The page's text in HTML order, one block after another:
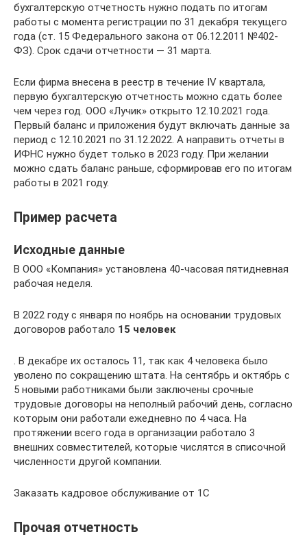
бухгалтерскую отчетность нужно подать по итогам
работы с момента регистрации по 31 декабря текущего
года (ст. 15 Федерального закона от 06.12.2011 №402-
ФЗ). Срок сдачи отчетности — 31 марта.
Если фирма внесена в реестр в течение IV квартала,
первую бухгалтерскую отчетность можно сдать более
чем через год. ООО «Лучик» открыто 12.10.2021 года.
Первый баланс и приложения будут включать данные за
период с 12.10.2021 по 31.12.2022. А направить отчеты в
ИФНС нужно будет только в 2023 году. При желании
можно сдать баланс раньше, сформировав его по итогам
работы в 2021 году.
Пример расчета
Исходные данные
В ООО «Компания» установлена 40-часовая пятидневная
рабочая неделя.
В 2022 году с января по ноябрь на основании трудовых
договоров работало 15 человек
. В декабре их осталось 11, так как 4 человека было
уволено по сокращению штата. На сентябрь и октябрь с
5 новыми работниками были заключены срочные
трудовые договоры на неполный рабочий день, согласно
которым они работали ежедневно по 4 часа. На
протяжении всего года в организации работало 3
внешних совместителей, которые числятся в списочной
численности другой компании.
Заказать кадровое обслуживание от 1С
Прочая отчетность